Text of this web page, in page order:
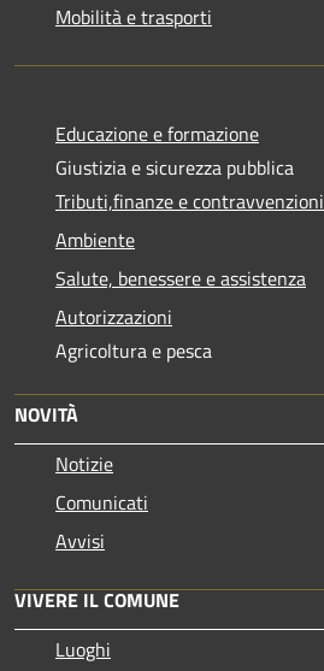
Mobilità e trasporti
Educazione e formazione
Giustizia e sicurezza pubblica
Tributi,finanze e contravvenzioni
Ambiente
Salute, benessere e assistenza
Autorizzazioni
Agricoltura e pesca
NOVITÀ
Notizie
Comunicati
Avvisi
VIVERE IL COMUNE
Luoghi